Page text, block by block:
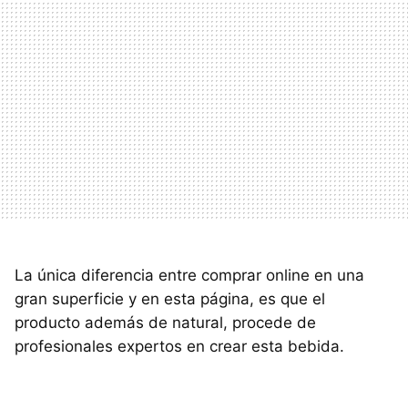
La única diferencia entre comprar online en una
gran superficie y en esta página, es que el
producto además de natural, procede de
profesionales expertos en crear esta bebida.